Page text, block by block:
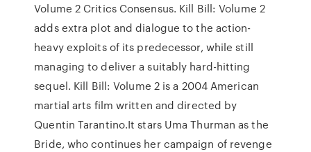
Volume 2 Critics Consensus. Kill Bill: Volume 2
adds extra plot and dialogue to the action-
heavy exploits of its predecessor, while still
managing to deliver a suitably hard-hitting
sequel. Kill Bill: Volume 2 is a 2004 American
martial arts film written and directed by
Quentin Tarantino.It stars Uma Thurman as the
Bride, who continues her campaign of revenge